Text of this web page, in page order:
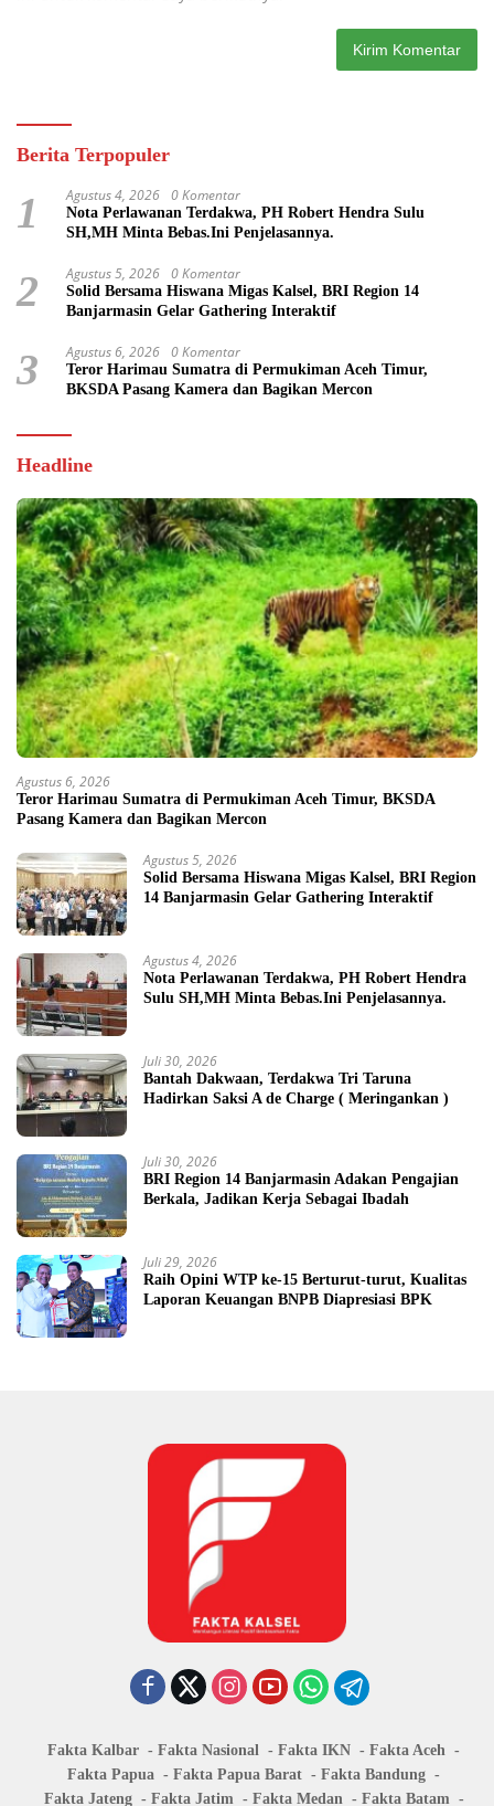
Berita Terpopuler
1 Agustus 4, 2026 0 Komentar
Nota Perlawanan Terdakwa, PH Robert Hendra Sulu
SH,MH Minta Bebas.Ini Penjelasannya.
2 Agustus 5, 2026 0 Komentar
Solid Bersama Hiswana Migas Kalsel, BRI Region 14
Banjarmasin Gelar Gathering Interaktif
3 Agustus 6, 2026 0 Komentar
Teror Harimau Sumatra di Permukiman Aceh Timur,
BKSDA Pasang Kamera dan Bagikan Mercon
Headline
Agustus 6, 2026
Teror Harimau Sumatra di Permukiman Aceh Timur, BKSDA
Pasang Kamera dan Bagikan Mercon
Agustus 5, 2026
Solid Bersama Hiswana Migas Kalsel, BRI Region
14 Banjarmasin Gelar Gathering Interaktif
Agustus 4, 2026
Nota Perlawanan Terdakwa, PH Robert Hendra
Sulu SH,MH Minta Bebas.Ini Penjelasannya.
Juli 30, 2026
Bantah Dakwaan, Terdakwa Tri Taruna
Hadirkan Saksi A de Charge ( Meringankan )
Juli 30, 2026
BRI Region 14 Banjarmasin Adakan Pengajian
Berkala, Jadikan Kerja Sebagai Ibadah
Juli 29, 2026
Raih Opini WTP ke-15 Berturut-turut, Kualitas
Laporan Keuangan BNPB Diapresiasi BPK
Fakta Kalbar Fakta Nasional Fakta IKN
Fakta Aceh
Fakta Papua
Fakta Papua Barat
Fakta Bandung
Fakta Jateng
Fakta Jatim Fakta Medan Fakta Batam